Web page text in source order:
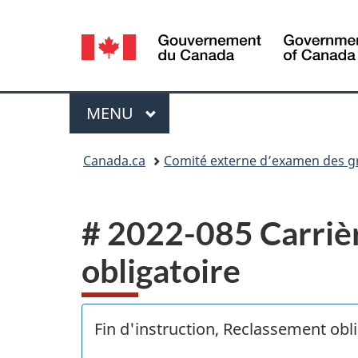
Sélection
de
la
langue
Menu
MENU PRINCIPAL
Canada.ca Comité externe d’examen des
# 2022-085
obligatoire
Fin d'instruction, Reclassement